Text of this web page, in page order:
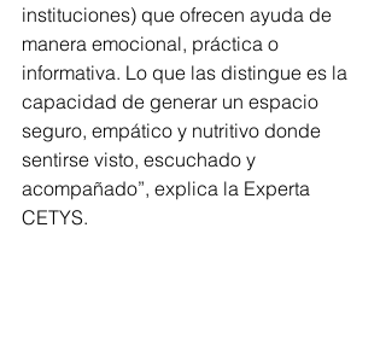
instituciones) que ofrecen ayuda de
manera emocional, práctica o
informativa. Lo que las distingue es la
capacidad de generar un espacio
seguro, empático y nutritivo donde
sentirse visto, escuchado y
acompañado”, explica la Experta
CETYS.